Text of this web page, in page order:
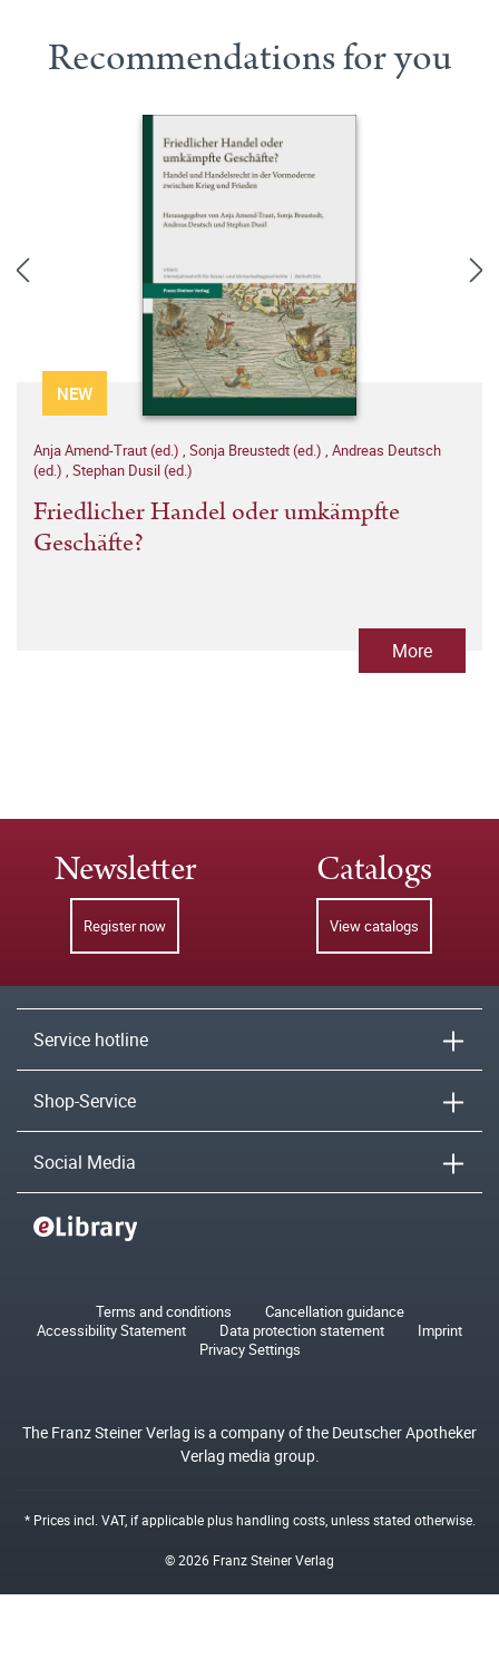
Recommendations for you
NEW
Anja Amend-Traut (ed.) , Sonja Breustedt (ed.) , Andreas Deutsch
(ed.) , Stephan Dusil (ed.)
Friedlicher Handel oder umkämpfte
Geschäfte?
More
Newsletter
Register now
Catalogs
View catalogs
Service hotline
Shop-Service
Social Media
Terms and conditions
Cancellation guidance
Accessibility Statement
Data protection statement
Imprint
Privacy Settings
The Franz Steiner Verlag is a company of the Deutscher Apotheker
Verlag media group.
* Prices incl. VAT, if applicable plushandling costs, unless stated otherwise.
© 2026 Franz Steiner Verlag